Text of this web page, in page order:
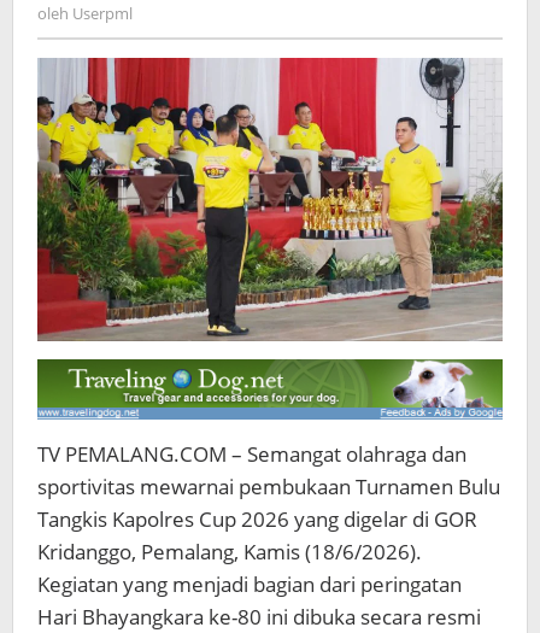
Bulu
Tangkis
Pemalang
oleh Userpml
TV PEMALANG.COM – Semangat olahraga dan
sportivitas mewarnai pembukaan Turnamen Bulu
Tangkis Kapolres Cup 2026 yang digelar di GOR
Kridanggo, Pemalang, Kamis (18/6/2026).
Kegiatan yang menjadi bagian dari peringatan
Hari Bhayangkara ke-80 ini dibuka secara resmi